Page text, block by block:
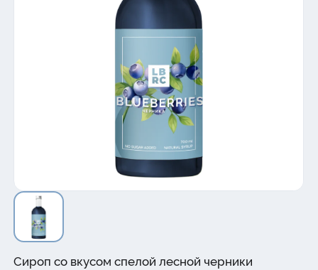
Сироп со вкусом спелой лесной черники